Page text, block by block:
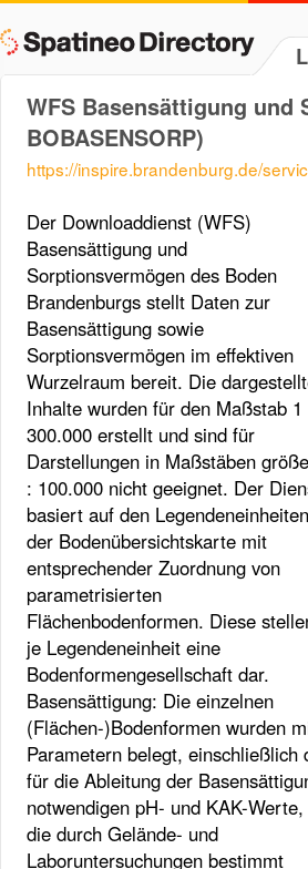
WFS Basensättigung und
BOBASENSORP)
https://inspire.brandenburg.de/
Der Downloaddienst (WFS)
Basensättigung und
Sorptionsvermögen des Boden
Brandenburgs stellt Daten zur
Basensättigung sowie
Sorptionsvermögen im effektiven
Wurzelraum bereit. Die
Inhalte wurden für den Maßstab 1
300.000 erstellt und sind für
Darstellungen in Maßstäben
: 100.000 nicht geeignet. Der
basiert auf den Legendeneinheiten
der Bodenübersichtskarte mit
entsprechender Zuordnung von
parametrisierten
Flächenbodenformen. Diese
je Legendeneinheit eine
Bodenformengesellschaft dar.
Basensättigung: Die einzelnen
(Flächen-)Bodenformen wurden
Parametern belegt, einschließlich
für die Ableitung der
notwendigen pH- und KAK-Werte,
die durch Gelände- und
Laboruntersuchungen bestimmt